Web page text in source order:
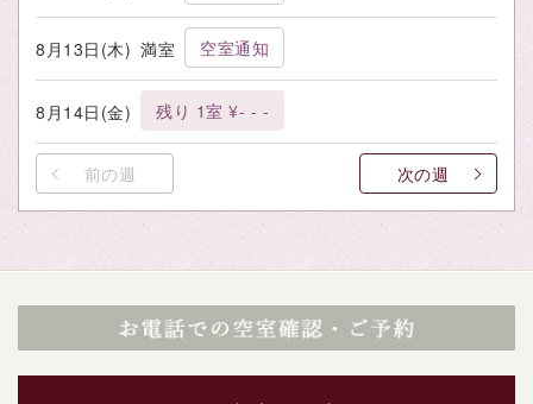
8月13日(木) 満室 空室通知
8月14日(金) 残り 1室 ¥- - -
前の週 次の週